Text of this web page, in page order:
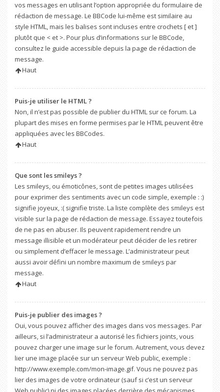
vos messages en utilisant l’option appropriée du formulaire de
rédaction de message. Le BBCode lui-même est similaire au
style HTML, mais les balises sont incluses entre crochets [ et ]
plutôt que < et >. Pour plus d’informations sur le BBCode,
consultez le guide accessible depuis la page de rédaction de
message.
Haut
Puis-je utiliser le HTML ?
Non, il n’est pas possible de publier du HTML sur ce forum. La
plupart des mises en forme permises par le HTML peuvent être
appliquées avec les BBCodes.
Haut
Que sont les smileys ?
Les smileys, ou émoticônes, sont de petites images utilisées
pour exprimer des sentiments avec un code simple, exemple : :)
signifie joyeux, :( signifie triste. La liste complète des smileys est
visible sur la page de rédaction de message. Essayez toutefois
de ne pas en abuser. Ils peuvent rapidement rendre un
message illisible et un modérateur peut décider de les retirer
ou simplement d’effacer le message. L’administrateur peut
aussi avoir défini un nombre maximum de smileys par
message.
Haut
Puis-je publier des images ?
Oui, vous pouvez afficher des images dans vos messages. Par
ailleurs, si l’administrateur a autorisé les fichiers joints, vous
pouvez charger une image sur le forum. Autrement, vous devez
lier une image placée sur un serveur Web public, exemple :
http://www.exemple.com/mon-image.gif. Vous ne pouvez pas
lier des images de votre ordinateur (sauf si c’est un serveur